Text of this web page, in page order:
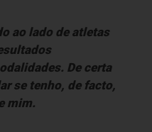
ao lado de atletas
De certa
se tenho, de facto,
mim.